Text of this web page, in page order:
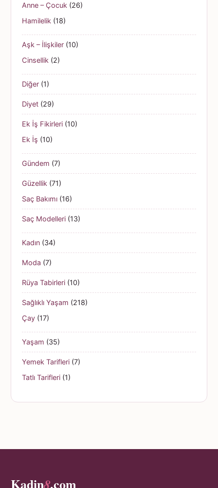
Anne – Çocuk (26)
Hamilelik (18)
Aşk – İlişkiler (10)
Cinsellik (2)
Diğer (1)
Diyet (29)
Ek İş Fikirleri (10)
Ek İş (10)
Gündem (7)
Güzellik (71)
Saç Bakımı (16)
Saç Modelleri (13)
Kadın (34)
Moda (7)
Rüya Tabirleri (10)
Sağlıklı Yaşam (218)
Çay (17)
Yaşam (35)
Yemek Tarifleri (7)
Tatlı Tarifleri (1)
Kadin8.com